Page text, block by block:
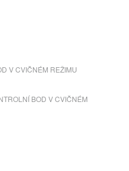
V CVIČNÉM REŽIMU
BOD V CVIČNÉM